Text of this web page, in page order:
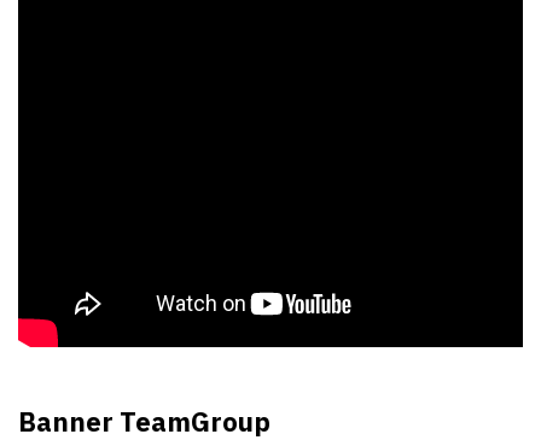
Banner TeamGroup